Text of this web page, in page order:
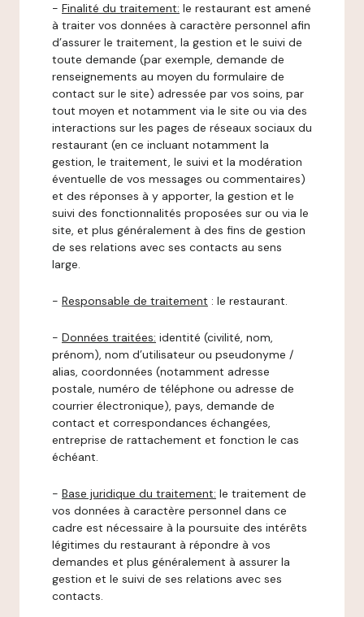
- Finalité du traitement: le restaurant est amené
à traiter vos données à caractère personnel afin
d’assurer le traitement, la gestion et le suivi de
toute demande (par exemple, demande de
renseignements au moyen du formulaire de
contact sur le site) adressée par vos soins, par
tout moyen et notamment via le site ou via des
interactions sur les pages de réseaux sociaux du
restaurant (en ce incluant notamment la
gestion, le traitement, le suivi et la modération
éventuelle de vos messages ou commentaires)
et des réponses à y apporter, la gestion et le
suivi des fonctionnalités proposées sur ou via le
site, et plus généralement à des fins de gestion
de ses relations avec ses contacts au sens
large.
- Responsable de traitement : le restaurant.
- Données traitées: identité (civilité, nom,
prénom), nom d’utilisateur ou pseudonyme /
alias, coordonnées (notamment adresse
postale, numéro de téléphone ou adresse de
courrier électronique), pays, demande de
contact et correspondances échangées,
entreprise de rattachement et fonction le cas
échéant.
- Base juridique du traitement: le traitement de
vos données à caractère personnel dans ce
cadre est nécessaire à la poursuite des intérêts
légitimes du restaurant à répondre à vos
demandes et plus généralement à assurer la
gestion et le suivi de ses relations avec ses
contacts.